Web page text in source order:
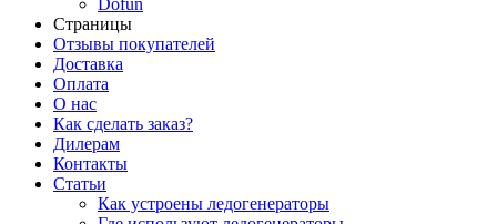
Страницы
Отзывы покупателей
Доставка
Оплата
О нас
Как сделать заказ?
Дилерам
Контакты
Статьи
Как устроены ледогенераторы